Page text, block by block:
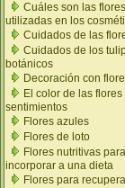
Cuáles son las
utilizadas en los
Cuidados de las
Cuidados de los
botánicos
Decoración con
El color de las flores
sentimientos
Flores azules
Flores de loto
Flores nutritivas para
incorporar a una dieta
Flores para